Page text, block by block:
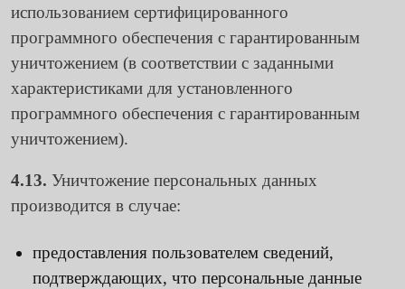
использованием сертифицированного
программного обеспечения с гарантированным
уничтожением (в соответствии с заданными
характеристиками для установленного
программного обеспечения с гарантированным
уничтожением).
4.13. Уничтожение персональных данных
производится в случае:
предоставления пользователем сведений,
подтверждающих, что персональные данные